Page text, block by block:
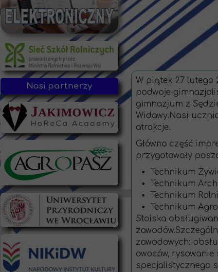
Nasi partnerzy
W piątek 27 lutego
podwoje
gimnazjum z
Widawy.Nasi
atrakcje.
Główna część
przygotowały
Technikum
Technikum
Technikum
Technikum
Stoiska
zawodowych:
owoców,
specjalistycznego